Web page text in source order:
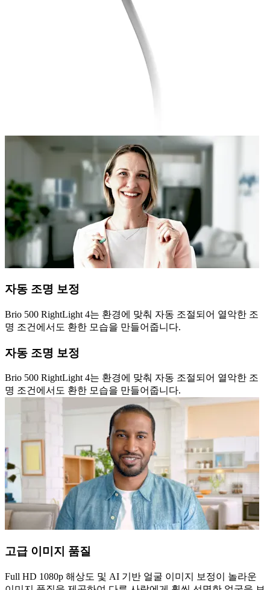
자동 조명 보정
Brio 500 RightLight 4는 환경에 맞춰 자동 조절되어 열악한 조
명 조건에서도 환한 모습을 만들어줍니다.
자동 조명 보정
Brio 500 RightLight 4는 환경에 맞춰 자동 조절되어 열악한 조
명 조건에서도 환한 모습을 만들어줍니다.
고급 이미지 품질
Full HD 1080p 해상도 및 AI 기반 얼굴 이미지 보정이 놀라운